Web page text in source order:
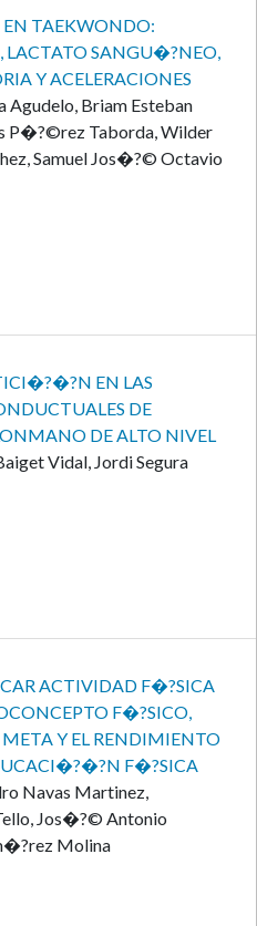
TAEKWONDO:
SANGU�?NEO,
Y ACELERACIONES
Agudelo, Briam Esteban
P�?©rez Taborda, Wilder
Samuel Jos�?© Octavio
EN LAS
DE
DE ALTO NIVEL
Vidal, Jordi Segura
ACTIVIDAD F�?SICA
F�?SICO,
Y EL RENDIMIENTO
F�?SICA
Navas Martinez,
Jos�?© Antonio
Molina